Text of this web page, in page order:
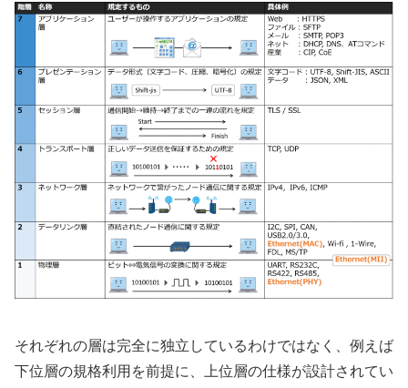
それぞれの層は完全に独立しているわけではなく、例えば
下位層の規格利用を前提に、上位層の仕様が設計されてい